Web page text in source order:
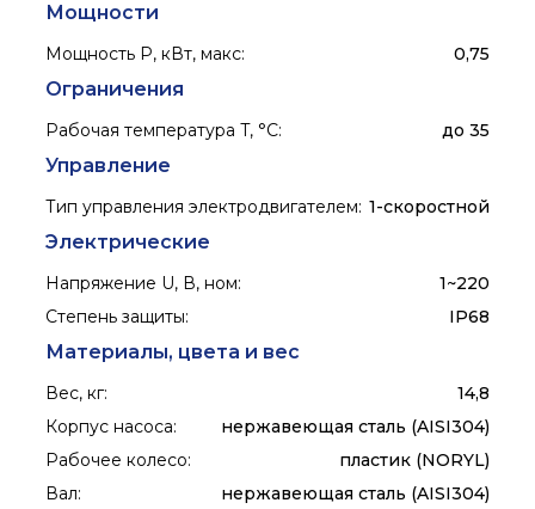
Мощности
Мощность P, кВт, макс: 0,75
Ограничения
Рабочая температура T, °C: до 35
Управление
Тип управления электродвигателем: 1-скоростной
Электрические
Напряжение U, В, ном:
1~220
Степень защиты: IP68
Материалы, цвета и вес
Вес, кг:
14,8
Корпус насоса:
нержавеющая сталь (AISI304)
Рабочее колесо:
пластик (NORYL)
Вал:
нержавеющая сталь (AISI304)